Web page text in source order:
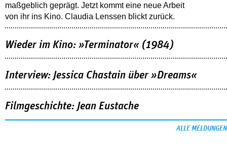
maßgeblich geprägt. Jetzt kommt eine neue Arbeit
von ihr ins Kino. Claudia Lenssen blickt zurück.
Wieder im Kino: »Terminator« (1984)
Interview: Jessica Chastain über »Dreams«
Filmgeschichte: Jean Eustache
ALLE MELDUNGEN